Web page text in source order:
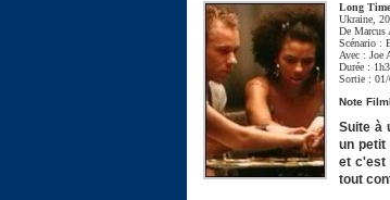
Long
Ukraine,
DeMarcus
Scénario :
Avec :Joe
Durée :
Sortie : 01/
Note
Suite à
un petit
et c'est
tout